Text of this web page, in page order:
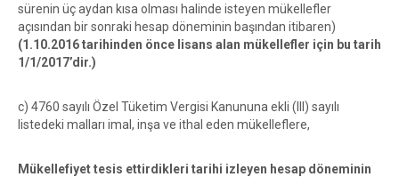
sürenin üç aydan kısa olması halinde isteyen mükellefler
açısından bir sonraki hesap döneminin başından itibaren)
(1.10.2016 tarihinden önce lisans alan mükellefler için bu tarih
1/1/2017’dir.)
c) 4760 sayılı Özel Tüketim Vergisi Kanununa ekli (III) sayılı
listedeki malları imal, inşa ve ithal eden mükelleflere,
Mükellefiyet tesis ettirdikleri tarihi izleyen hesap döneminin